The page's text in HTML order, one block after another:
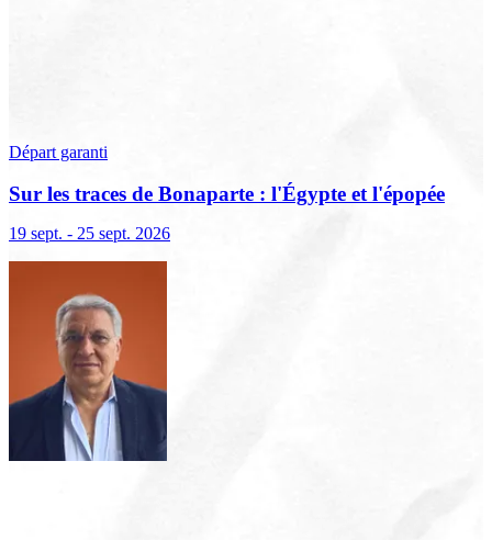
Départ garanti
Sur les traces de Bonaparte : l'Égypte et l'épopée
19 sept. - 25 sept. 2026